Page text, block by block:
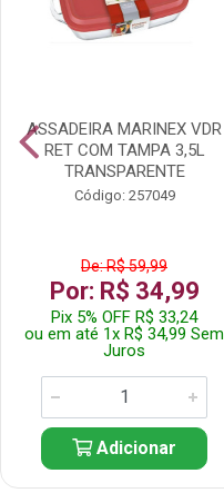
ASSADEIRA MARINEX VDR
RET COM TAMPA 3,5L
TRANSPARENTE
Código: 257049
De: R$ 59,99
Por: R$ 34,99
Pix 5% OFF R$ 33,24
ou em até 1x R$ 34,99 Sem
Juros
Adicionar